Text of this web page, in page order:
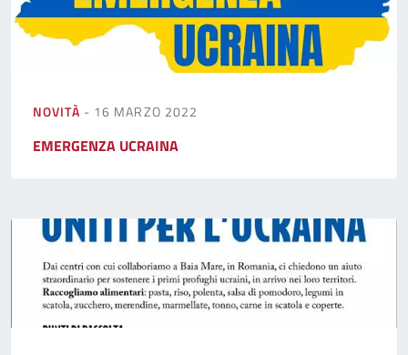
NOVITÀ - 16 MARZO 2022
EMERGENZA UCRAINA